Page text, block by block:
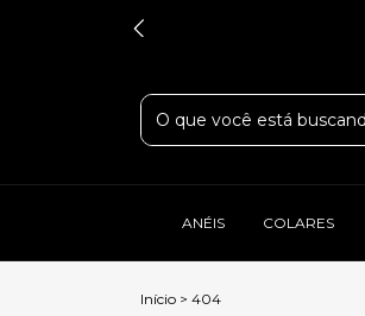
ANÉIS COLARES
Início > 404